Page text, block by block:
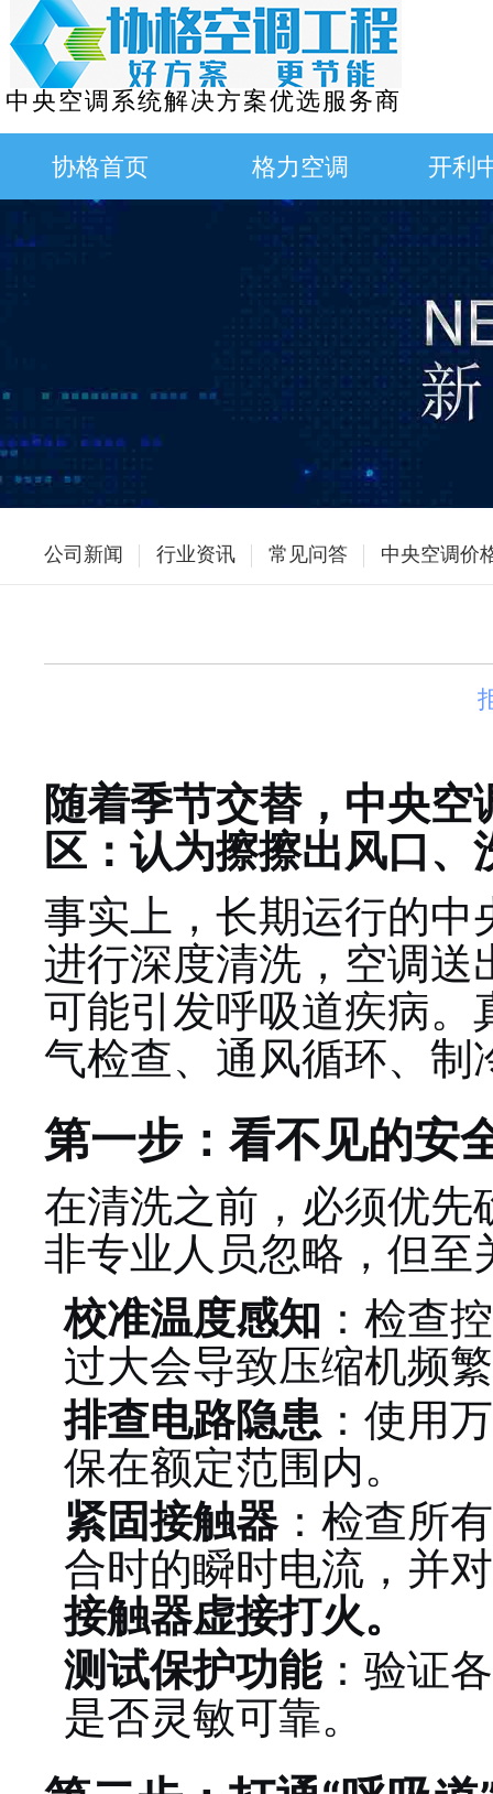
中央空调系统解决方案优选服务商
协格首页 格力空调 开利
公司新闻 行业资讯 常见问答 中央空调价
随着季节交替，中央
区：认为擦擦出风口、
事实上，长期运行的
进行深度清洗，空调送
可能引发呼吸道疾病。
气检查、通风循环、
第一步：看不见的安
在清洗之前，必须优先
非专业人员忽略，但至
校准温度感知 ：检查
过大会导致压缩机频
排查电路隐患 ：使用
保在额定范围内。
紧固接触器：检查所
合时的瞬时电流，并
接触器虚接打火。
测试保护功能：验证
是否灵敏可靠。